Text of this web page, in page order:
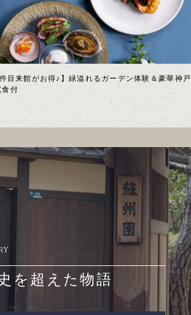
件目来館がお得♪】緑溢れるガーデン体験＆豪華神戸
食付
を超えた物語